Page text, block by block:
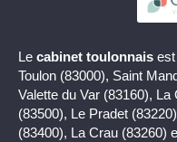
Le cabinet toulonnais
Toulon (83000), Saint
Valette du Var (83160),
(83500), Le Pradet
(83400), La Crau (83260)